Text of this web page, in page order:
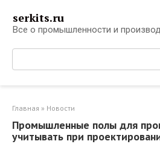
контенту
serkits.ru
Все о промышленности и
Поиск:
Главная » Новости
Промышленные полы для
учитывать при